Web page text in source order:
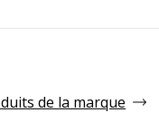
de la marque